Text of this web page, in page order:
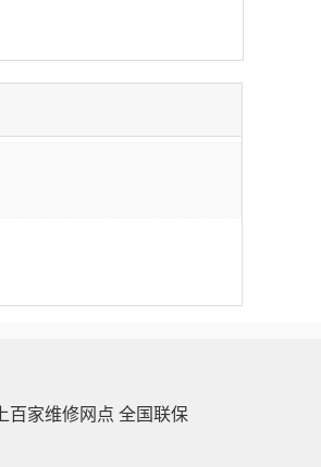
上百家维修网点 全国联保